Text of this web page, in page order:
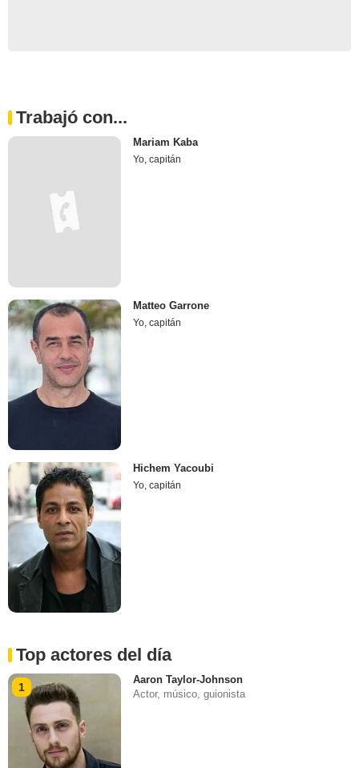
Trabajó con...
Mariam Kaba
Yo, capitán
Matteo Garrone
Yo, capitán
Hichem Yacoubi
Yo, capitán
Top actores del día
1
Aaron Taylor-Johnson
Actor, músico, guionista